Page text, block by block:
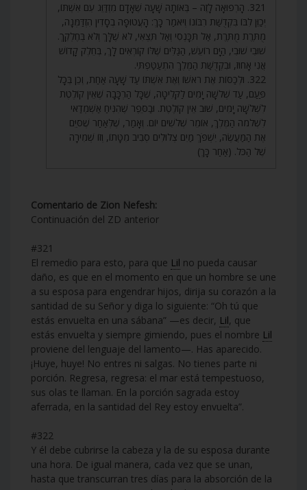
321. הָרְפוּאָה לָזֶה – בְּאוֹתָהּ שָׁעָה שֶׁאָדָם מִזְדַּוֵּג עִם אִשְׁתּוֹ,
יְכַוֵּן לִבּוֹ בִּקְדֻשַּׁת רִבּוֹנוֹ וְיֹאמַר כָּךְ: הָעֲטוּפָה בְסָדִין הִזְדַּמְּנָה,
מֻתֶּרֶת מֻתֶּרֶת, אַל תִּכָּנְסִי וְאַל תֵּצְאִי, לֹא שֶׁלָּךְ וְלֹא בְּחֶלְקֵךְ.
שׁוּבִי שׁוּבִי, הַיָּם רוֹעֵשׁ, הַגַּלִּים שֶׁלּוֹ קוֹרְאִים לָךְ, בְּחֵלֶק קָדוֹשׁ
אֲנִי אָחוּז, וּבִקְדֻשַּׁת הַמֶּלֶךְ הִתְעַטַּפְתִּי.
322. וּלְכַסּוֹת אֶת רֹאשׁוֹ וְאֶת אִשְׁתּוֹ עַד שָׁעָה אַחַת, וְכֵן בְּכָל
פַּעַם, עַד שְׁלֹשָׁה יָמִים לַקְּלִיטָה, שֶׁכָּל הַרְכָּבָה שֶׁאֵין קוֹלֶטֶת
לִשְׁלֹשָׁה יָמִים, שׁוּב אֵין קוֹלֶטֶת. וּבַסֵּפֶר שֶׁהִנִּיחַ אַשְׁמְדַאי
לִשְׁלֹמֹה הַמֶּלֶךְ, אוֹמֵר שְׁלֹשִׁים יוֹם. וְאָמַר, שֶׁלְּאַחַר שֶׁסִּיֵּם
אֶת הַמַּעֲשֶׂה, יִשְׁפֹּךְ מַיִם צְלוּלִים סְבִיב מִטָּתוֹ, וְזוֹ שְׁמִירָה
שֶׁל הַכֹּל. (אַחַר כָּךְ)
Comentario de Zion Nefesh:
Continuación del ZD anterior
#321
El remedio para esto, para que Lil no pueda causar
daño, es que en el momento en que un hombre se une
a su esposa para engendrar hijos, dirija su corazón a la
santidad de su Señor y diga lo siguiente: “Oh tú que
estás envuelta en una sábana” —es decir, Lil, que
estás envuelta y siempre gimiendo, pues el nombre Lil
proviene del lenguaje del lamento—. Has aparecido.
¡Huye, huye! No entres ni salgas. No tienes parte ni
porción. Regresa, regresa: el mar está tempestuoso,
sus olas te llaman. En la porción sagrada estoy
aferrada, en la santidad del Rey estoy envuelta”.
#322
Y él debe cubrirse la cabeza y la de su esposa durante
una hora. De igual manera, cada vez que se unan,
hasta que transcurran tres días para la absorción de la